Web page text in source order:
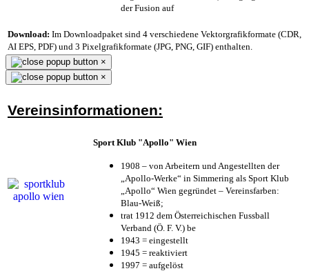
der Fusion auf
Download: Im Downloadpaket sind 4 verschiedene Vektorgrafikformate (CDR,
AI EPS, PDF) und 3 Pixelgrafikformate (JPG, PNG, GIF) enthalten.
×
×
Vereinsinformationen:
Sport Klub "Apollo" Wien
1908 – von Arbeitern und Angestellten der
„Apollo-Werke“ in Simmering als Sport Klub
„Apollo“ Wien gegründet – Vereinsfarben:
Blau-Weiß;
trat 1912 dem Österreichischen Fussball
Verband (Ö. F. V.) be
1943 = eingestellt
1945 = reaktiviert
1997 = aufgelöst